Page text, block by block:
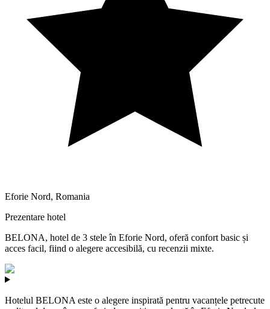
Eforie Nord, Romania
Prezentare hotel
BELONA, hotel de 3 stele în Eforie Nord, oferă confort basic și
acces facil, fiind o alegere accesibilă, cu recenzii mixte.
Hotelul BELONA este o alegere inspirată pentru vacanțele petrecute